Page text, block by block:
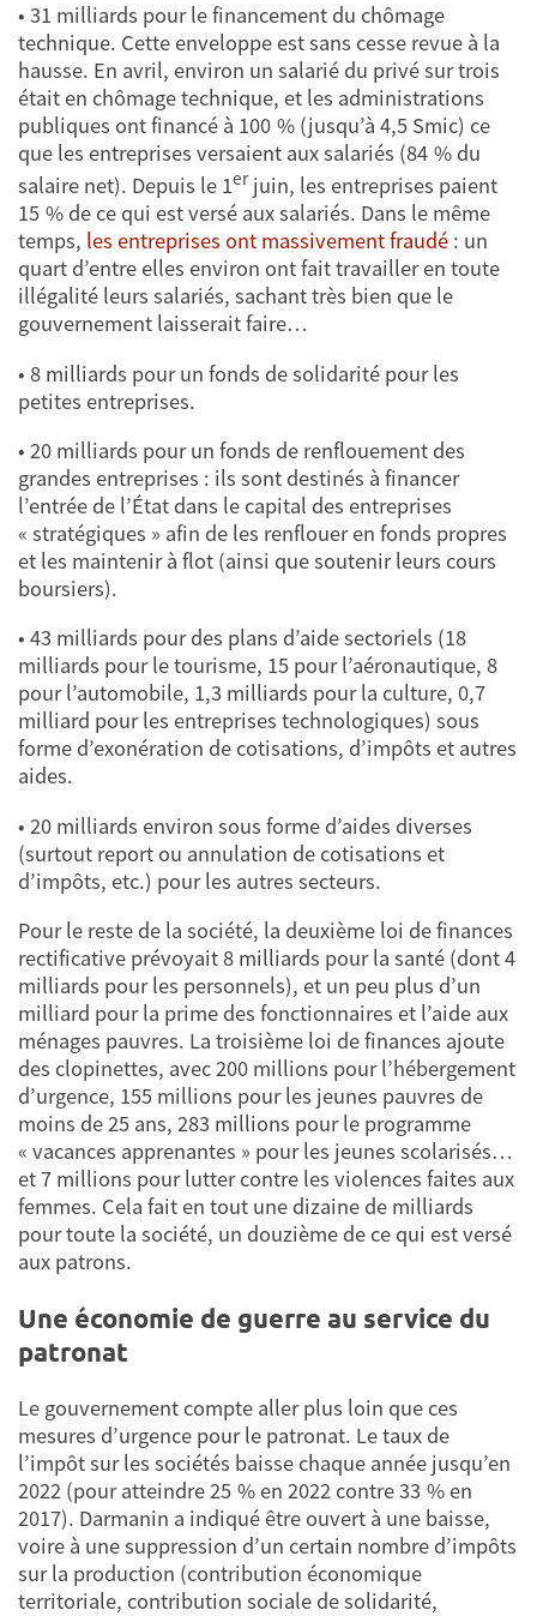
• 31 milliards pour le financement du chômage
technique. Cette enveloppe est sans cesse revue à la
hausse. En avril, environ un salarié du privé sur trois
était en chômage technique, et les administrations
publiques ont financé à 100 % (jusqu’à 4,5 Smic) ce
que les entreprises versaient aux salariés (84 % du
salaire net). Depuis le 1erjuin, les entreprises paient
15 % de ce qui est versé aux salariés. Dans le même
temps, les entreprises ont massivement fraudé : un
quart d’entre elles environ ont fait travailler en toute
illégalité leurs salariés, sachant très bien que le
gouvernement laisserait faire…
• 8 milliards pour un fonds de solidarité pour les
petites entreprises.
• 20 milliards pour un fonds de renflouement des
grandes entreprises : ils sont destinés à financer
l’entrée de l’État dans le capital des entreprises
« stratégiques » afin de les renflouer en fonds propres
et les maintenir à flot (ainsi que soutenir leurs cours
boursiers).
• 43 milliards pour des plans d’aide sectoriels (18
milliards pour le tourisme, 15 pour l’aéronautique, 8
pour l’automobile, 1,3 milliards pour la culture, 0,7
milliard pour les entreprises technologiques) sous
forme d’exonération de cotisations, d’impôts et autres
aides.
• 20 milliards environ sous forme d’aides diverses
(surtout report ou annulation de cotisations et
d’impôts, etc.) pour les autres secteurs.
Pour le reste de la société, la deuxième loi de finances
rectificative prévoyait 8 milliards pour la santé (dont 4
milliards pour les personnels), et un peu plus d’un
milliard pour la prime des fonctionnaires et l’aide aux
ménages pauvres. La troisième loi de finances ajoute
des clopinettes, avec 200 millions pour l’hébergement
d’urgence, 155 millions pour les jeunes pauvres de
moins de 25 ans, 283 millions pour le programme
« vacances apprenantes » pour les jeunes scolarisés…
et 7 millions pour lutter contre les violences faites aux
femmes. Cela fait en tout une dizaine de milliards
pour toute la société, un douzième de ce qui est versé
aux patrons.
Une économie de guerre au service du
patronat
Le gouvernement compte aller plus loin que ces
mesures d’urgence pour le patronat. Le taux de
l’impôt sur les sociétés baisse chaque année jusqu’en
2022 (pour atteindre 25 % en 2022 contre 33 % en
2017). Darmanin a indiqué être ouvert à une baisse,
voire à une suppression d’un certain nombre d’impôts
sur la production (contribution économique
territoriale, contribution sociale de solidarité,